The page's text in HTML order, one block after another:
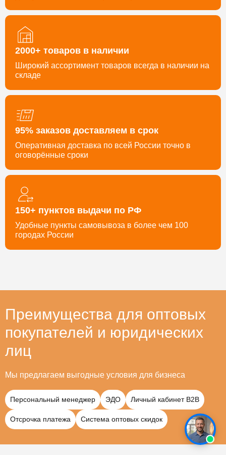
2000+ товаров в наличии
Широкий ассортимент товаров всегда в наличии на
складе
95% заказов доставляем в срок
Оперативная доставка по всей России точно в
оговорённые сроки
150+ пунктов выдачи по РФ
Удобные пункты самовывоза в более чем 100
городах России
Преимущества для оптовых
покупателей и юридических
лиц
Мы предлагаем выгодные условия для бизнеса
Персональный менеджер ЭДО Личный кабинет B2B
Отсрочка платежа Система оптовых скидок